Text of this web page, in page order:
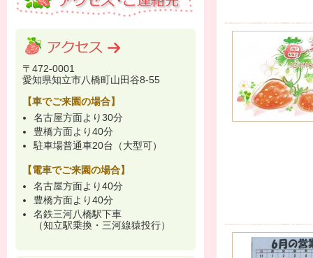
〒472-0001
愛知県知立市八橋町山田谷8-55
【車でご来園の場合】
名古屋方面より30分
豊橋方面より40分
駐車場普通車20台（大型可）
【電車でご来園の場合】
名古屋方面より40分
豊橋方面より40分
名鉄三河八橋駅下車
（知立駅乗換・三河線猿投行）